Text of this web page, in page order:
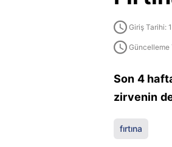
Giriş Tarihi:
Güncelleme
Son 4
zirvenin
fırtına